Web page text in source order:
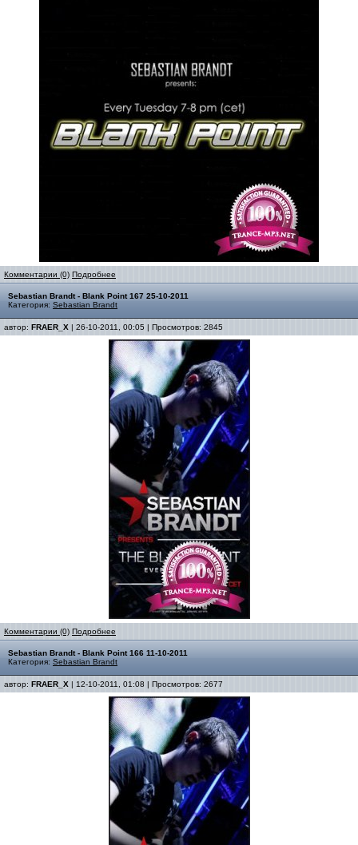
Комментарии (0) Подробнее
Sebastian Brandt - Blank Point 167 25-10-2011
Категория: Sebastian Brandt
автор: FRAER_X | 26-10-2011, 00:05 | Просмотров: 2845
Комментарии (0) Подробнее
Sebastian Brandt - Blank Point 166 11-10-2011
Категория: Sebastian Brandt
автор: FRAER_X | 12-10-2011, 01:08 | Просмотров: 2677